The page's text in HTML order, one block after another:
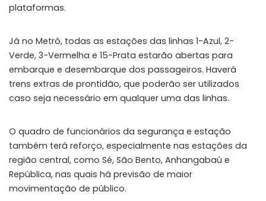
plataformas.
Já no Metrô, todas as estações das linhas 1-Azul, 2-
Verde, 3-Vermelha e 15-Prata estarão abertas para
embarque e desembarque dos passageiros. Haverá
trens extras de prontidão, que poderão ser utilizados
caso seja necessário em qualquer uma das linhas.
O quadro de funcionários da segurança e estação
também terá reforço, especialmente nas estações da
região central, como Sé, São Bento, Anhangabaú e
República, nas quais há previsão de maior
movimentação de público.